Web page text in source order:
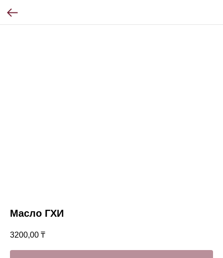
Масло ГХИ
3200,00 ₸